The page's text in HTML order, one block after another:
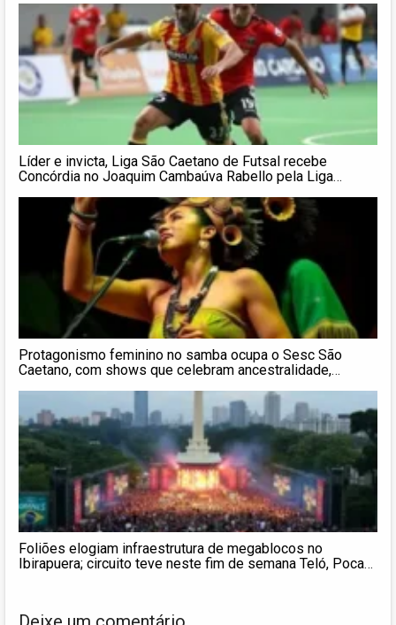
Líder e invicta, Liga São Caetano de Futsal recebe
Concórdia no Joaquim Cambaúva Rabello pela Liga
Protagonismo feminino no samba ocupa o Sesc São
Caetano, com shows que celebram ancestralidade,
Foliões elogiam infraestrutura de megablocos no
Ibirapuera; circuito teve neste fim de semana Teló, Pocah,